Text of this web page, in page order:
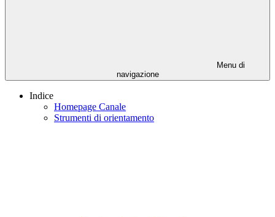
Menu di
navigazione
Indice
Homepage Canale
Strumenti di orientamento